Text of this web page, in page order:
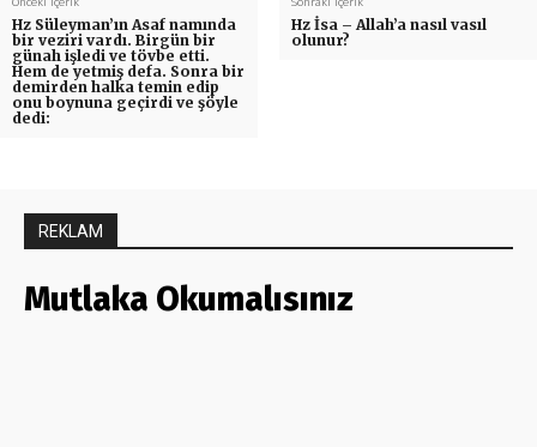
Hz Süleyman’ın Asaf namında
bir veziri vardı. Birgün bir
günah işledi ve tövbe etti.
Hem de yetmiş defa. Sonra bir
demirden halka temin edip
onu boynuna geçirdi ve şöyle
dedi:
Hz İsa – Allah’a nasıl vasıl
olunur?
REKLAM
Mutlaka Okumalısınız